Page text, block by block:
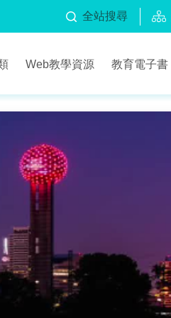
全站搜尋
Web教學資源 教育電子書